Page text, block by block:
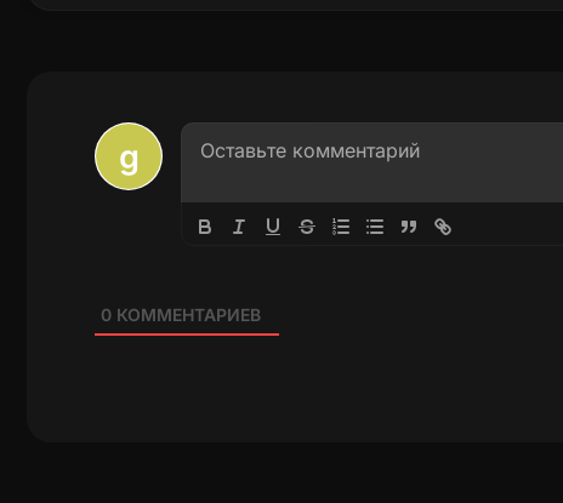
0КОММЕНТАРИЕВ